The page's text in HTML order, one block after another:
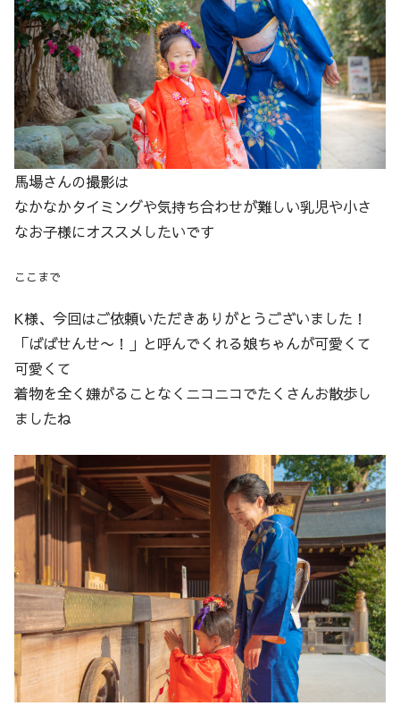
馬場さんの撮影は
なかなかタイミングや気持ち合わせが難しい乳児や小さ
なお子様にオススメしたいです
ここまで
K様、今回はご依頼いただきありがとうございました！
「ばばせんせ〜！」と呼んでくれる娘ちゃんが可愛くて
可愛くて
着物を全く嫌がることなくニコニコでたくさんお散歩し
ましたね